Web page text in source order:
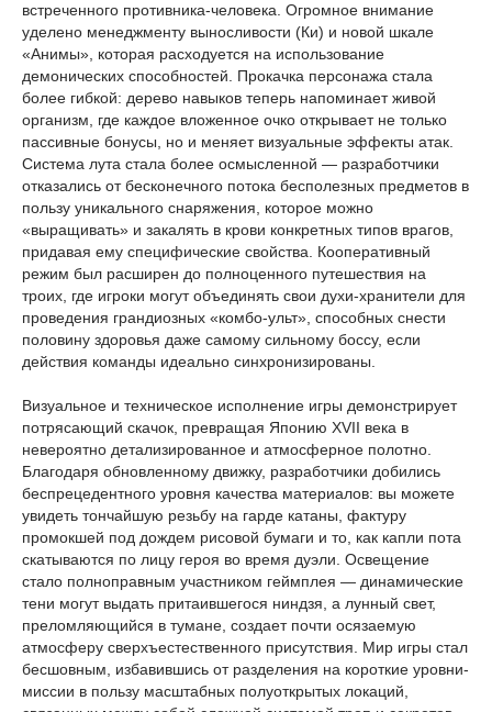
встреченного противника-человека. Огромное внимание
уделено менеджменту выносливости (Ки) и новой шкале
«Анимы», которая расходуется на использование
демонических способностей. Прокачка персонажа стала
более гибкой: дерево навыков теперь напоминает живой
организм, где каждое вложенное очко открывает не только
пассивные бонусы, но и меняет визуальные эффекты атак.
Система лута стала более осмысленной — разработчики
отказались от бесконечного потока бесполезных предметов в
пользу уникального снаряжения, которое можно
«выращивать» и закалять в крови конкретных типов врагов,
придавая ему специфические свойства. Кооперативный
режим был расширен до полноценного путешествия на
троих, где игроки могут объединять свои духи-хранители для
проведения грандиозных «комбо-ульт», способных снести
половину здоровья даже самому сильному боссу, если
действия команды идеально синхронизированы.
Визуальное и техническое исполнение игры демонстрирует
потрясающий скачок, превращая Японию XVII века в
невероятно детализированное и атмосферное полотно.
Благодаря обновленному движку, разработчики добились
беспрецедентного уровня качества материалов: вы можете
увидеть тончайшую резьбу на гарде катаны, фактуру
промокшей под дождем рисовой бумаги и то, как капли пота
скатываются по лицу героя во время дуэли. Освещение
стало полноправным участником геймплея — динамические
тени могут выдать притаившегося ниндзя, а лунный свет,
преломляющийся в тумане, создает почти осязаемую
атмосферу сверхъестественного присутствия. Мир игры стал
бесшовным, избавившись от разделения на короткие уровни-
миссии в пользу масштабных полуоткрытых локаций,